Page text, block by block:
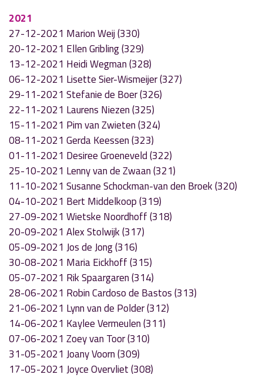
2021
27-12-2021 Marion Weij (330)
20-12-2021 Ellen Gribling (329)
13-12-2021 Heidi Wegman (328)
06-12-2021 Lisette Sier-Wismeijer (327)
29-11-2021 Stefanie de Boer (326)
22-11-2021 Laurens Niezen (325)
15-11-2021 Pim van Zwieten (324)
08-11-2021 Gerda Keessen (323)
01-11-2021 Desiree Groeneveld (322)
25-10-2021 Lenny van de Zwaan (321)
11-10-2021 Susanne Schockman-van den Broek (320)
04-10-2021 Bert Middelkoop (319)
27-09-2021 Wietske Noordhoff (318)
20-09-2021 Alex Stolwijk (317)
05-09-2021 Jos de Jong (316)
30-08-2021 Maria Eickhoff (315)
05-07-2021 Rik Spaargaren (314)
28-06-2021 Robin Cardoso de Bastos (313)
21-06-2021 Lynn van de Polder (312)
14-06-2021 Kaylee Vermeulen (311)
07-06-2021 Zoey van Toor (310)
31-05-2021 Joany Voorn (309)
17-05-2021 Joyce Overvliet (308)